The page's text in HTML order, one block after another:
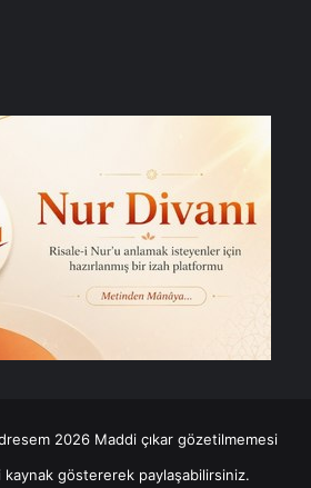
2026 Maddi çıkar gözetilmemesi
kaynak göstererek paylaşabilirsiniz.